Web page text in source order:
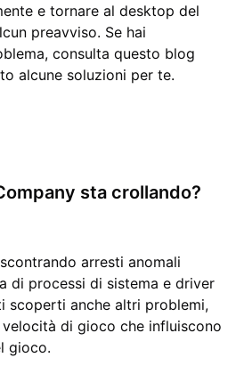
e tornare al desktop del
preavviso. Se hai
consulta questo blog
alcune soluzioni per te.
sta crollando?
arresti anomali
di processi di sistema e driver
scoperti anche altri problemi,
di gioco che influiscono
gioco.